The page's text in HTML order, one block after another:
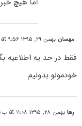
مهسان بهمن ۲۹, ۱۳۹۵ at ۹:۵۶ ق٫ظ
فقط در حد یه اطلاعیه
خودمونو بدونیم
رهابهمن ۲۸, ۱۳۹۵ at ۱۱:۰۸ ب٫ظ